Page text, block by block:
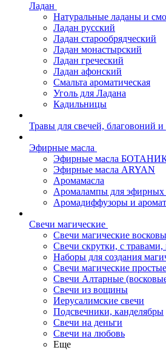
Ладан
Натуральные ладаны и
Ладан русский
Ладан старообрядческий
Ладан монастырский
Ладан греческий
Ладан афонский
Смальта ароматическая
Уголь для Ладана
Кадильницы
Травы для свечей, благовоний и
Эфирные масла
Эфирные масла
Эфирные масла ARYAN
Аромамасла
Аромалампы для эфирных
Аромадиффузоры и
Свечи магические
Свечи магические
Свечи скрутки, с
Наборы для создания
Свечи магические
Свечи Алтарные
Свечи из вощины
Иерусалимские свечи
Подсвечники, канделябры
Свечи на деньги
Свечи на любовь
Еще